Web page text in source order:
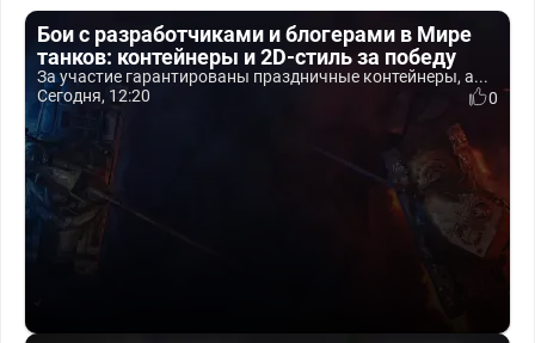
Бои с разработчиками и блогерами в Мире
танков: контейнеры и 2D-стиль за победу
За участие гарантированы праздничные контейнеры, а...
Сегодня, 12:20
0